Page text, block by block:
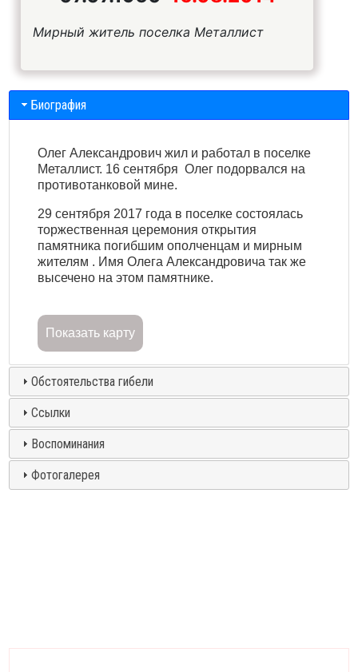
Мирный житель поселка Металлист
Биография
Олег Александрович жил и работал в поселке
Металлист. 16 сентября Олег подорвался на
противотанковой мине.
29 сентября 2017 года в поселке состоялась
торжественная церемония открытия
памятника погибшим ополченцам и мирным
жителям . Имя Олега Александровича так же
высечено на этом памятнике.
Показать карту
Обстоятельства гибели
Ссылки
Воспоминания
Фотогалерея